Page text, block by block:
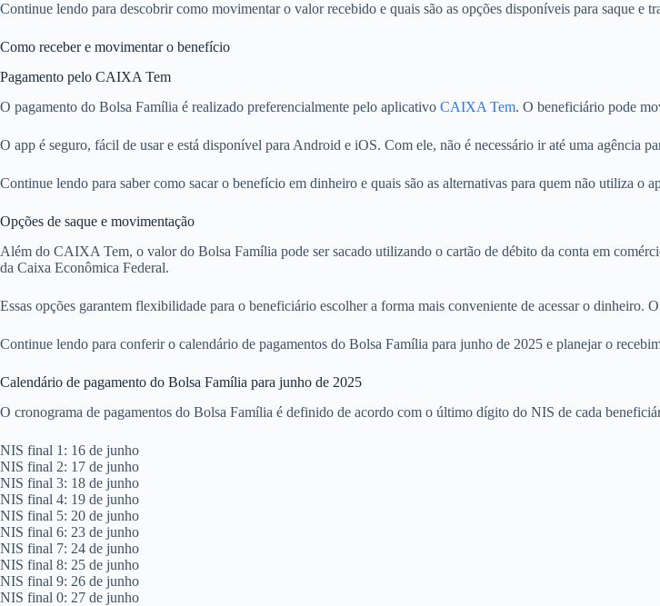
Continue lendo para descobrir como movimentar o valor recebido e quais são as opções disponíveis para saque e
Como receber e movimentar o benefício
Pagamento pelo CAIXA Tem
O pagamento do Bolsa Família é realizado preferencialmente pelo aplicativo CAIXA Tem. O beneficiário pode
O app é seguro, fácil de usar e está disponível para Android e iOS. Com ele, não é necessário ir até uma agência
Continue lendo para saber como sacar o benefício em dinheiro e quais são as alternativas para quem não utiliza o
Opções de saque e movimentação
Além do CAIXA Tem, o valor do Bolsa Família pode ser sacado utilizando o cartão de débito da conta em
da Caixa Econômica Federal.
Essas opções garantem flexibilidade para o beneficiário escolher a forma mais conveniente de acessar o dinheiro.
Continue lendo para conferir o calendário de pagamentos do Bolsa Família para junho de 2025 e planejar o
Calendário de pagamento do Bolsa Família para junho de 2025
O cronograma de pagamentos do Bolsa Família é definido de acordo com o último dígito do NIS de cada
NIS final 1: 16 de junho
NIS final 2: 17 de junho
NIS final 3: 18 de junho
NIS final 4: 19 de junho
NIS final 5: 20 de junho
NIS final 6: 23 de junho
NIS final 7: 24 de junho
NIS final 8: 25 de junho
NIS final 9: 26 de junho
NIS final 0: 27 de junho